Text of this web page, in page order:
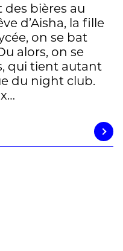
bières au
d’Aisha, la fille
on se bat
alors, on se
qui tient autant
du night club.